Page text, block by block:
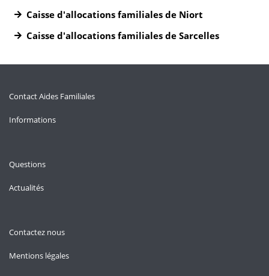
Caisse d'allocations familiales de Niort
Caisse d'allocations familiales de Sarcelles
Contact Aides Familiales
Informations
Questions
Actualités
Contactez nous
Mentions légales